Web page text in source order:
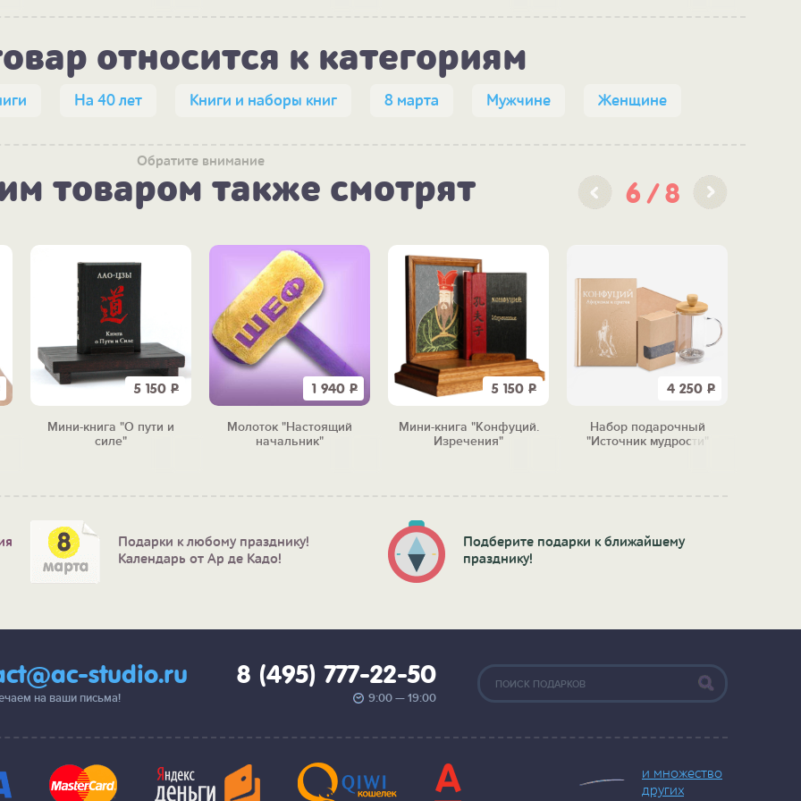
относится к категориям
На 40 лет Книги и наборы книг 8 марта Мужчине Женщине
Обратите внимание
товаром также смотрят 6 8
5 150 Р
Мини-книга "О пути и
силе"
1 940 Р
Молоток "Настоящий
начальник"
5 150 Р
Мини-книга "Конфуций.
Изречения"
4 250 Р
Набор подарочный
"Источник мудрости"
Подарки к любому празднику!
Календарь от Ар де Кадо!
Подберите подарки к ближайшему
празднику!
studio.ru
на ваши письма!
8 (495) 777-22-50
9:00 — 19:00
и множество
других